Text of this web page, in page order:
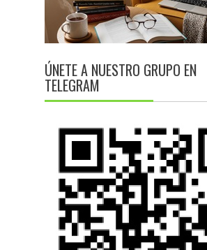
ÚNETE A NUESTRO GRUPO EN
TELEGRAM